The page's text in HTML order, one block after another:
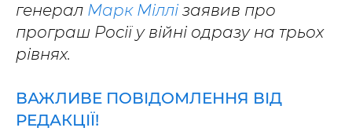
генерал Марк Міллі заявив про
програш Росії у війні одразу на трьох
рівнях.
ВАЖЛИВЕ ПОВІДОМЛЕННЯ ВІД
РЕДАКЦІЇ!